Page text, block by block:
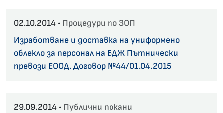
02.10.2014 • Процедури по ЗОП
Изработване и доставка на униформено
облекло за персонал на БДЖ Пътнически
превози ЕООД. Договор №44/01.04.2015
29.09.2014 • Публични покани